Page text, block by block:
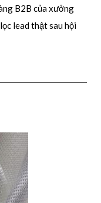
B2B của xưởng
lead thật sau hội